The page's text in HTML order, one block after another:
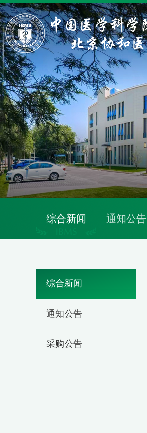
综合新闻 通知公告
综合新闻
通知公告
采购公告